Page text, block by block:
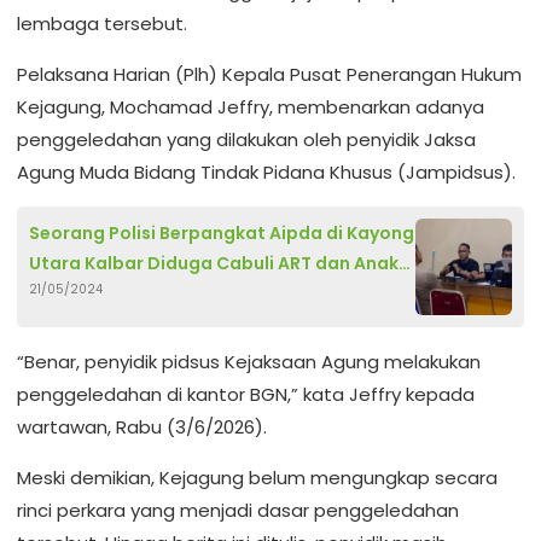
lembaga tersebut.
Pelaksana Harian (Plh) Kepala Pusat Penerangan Hukum
Kejagung, Mochamad Jeffry, membenarkan adanya
penggeledahan yang dilakukan oleh penyidik Jaksa
Agung Muda Bidang Tindak Pidana Khusus (Jampidsus).
Seorang Polisi Berpangkat Aipda di Kayong
Utara Kalbar Diduga Cabuli ART dan Anak
Angkatnya
21/05/2024
“Benar, penyidik pidsus Kejaksaan Agung melakukan
penggeledahan di kantor BGN,” kata Jeffry kepada
wartawan, Rabu (3/6/2026).
Meski demikian, Kejagung belum mengungkap secara
rinci perkara yang menjadi dasar penggeledahan